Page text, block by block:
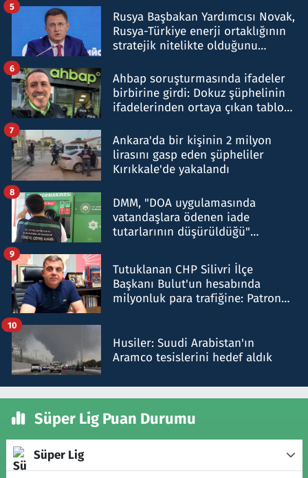
Rusya Başbakan Yardımcısı Novak,
Rusya-Türkiye enerji ortaklığının
stratejik nitelikte olduğunu
5
Ahbap soruşturmasında ifadeler
birbirine girdi: Dokuz şüphelinin
ifadelerinden ortaya çıkan tablo
6
Ankara'da bir kişinin 2 milyon
lirasını gasp eden şüpheliler
Kırıkkale'de yakalandı
7
DMM, "DOA uygulamasında
vatandaşlara ödenen iade
tutarlarının düşürüldüğü"
8
Tutuklanan CHP Silivri İlçe
Başkanı Bulut'un hesabında
milyonluk para trafiğine: Patron
9
Husiler: Suudi Arabistan'ın
Aramco tesislerini hedef aldık
10
Süper Lig Puan Durumu
Süper Lig